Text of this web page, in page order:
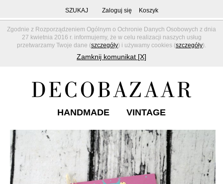
Zgodnie z Rozporządzeniem Ogólnym o Ochronie Danych Osobowych z dnia
27 kwietnia 2016 r. informujemy, że w celu realizacji naszych usług
przetwarzamy Twoje dane (szczegóły) i używamy cookies (szczegóły).
Zamknij komunikat [X]
SZUKAJ Zaloguj się Koszyk
HANDMADE VINTAGE